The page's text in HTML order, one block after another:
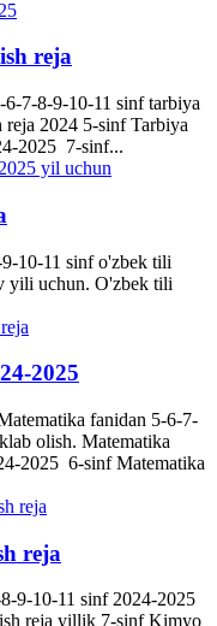
reja
7-8-9-10-11 sinf tarbiya
2024 5-sinf Tarbiya
2025 7-sinf...
10-11 sinf o'zbek tili
yili uchun. O'zbek tili
2025
fanidan 5-6-7-
olish. Matematika
2025 6-sinf Matematika
reja
9-10-11 sinf 2024-2025
reja yillik 7-sinf Kimyo